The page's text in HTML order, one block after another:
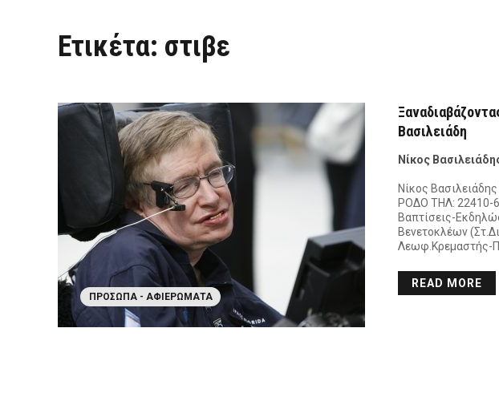
Ετικέτα: στιβε
ΠΡΌΣΩΠΑ - ΑΦΙΕΡΏΜΑΤΑ
Βασιλειάδη
Νίκος
Νίκος
ΡΟΔΟ ΤΗΛ: 22410-
Βαπτίσεις-
Βενετοκλέων
Λεωφ.Κρεμαστής-
READ MORE